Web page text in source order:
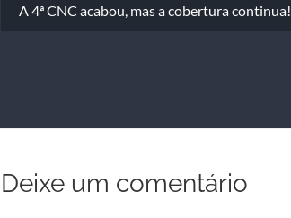
de
A 4ª CNC acabou, mas a cobertura continua!
Deixe um comentário